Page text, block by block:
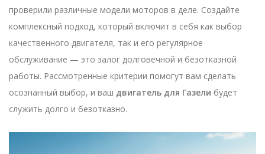
проверили различные модели моторов в деле. Создайте
комплексный подход, который включит в себя как выбор
качественного двигателя, так и его регулярное
обслуживание — это залог долговечной и безотказной
работы. Рассмотренные критерии помогут вам сделать
осознанный выбор, и ваш двигатель для Газели будет
служить долго и безотказно.